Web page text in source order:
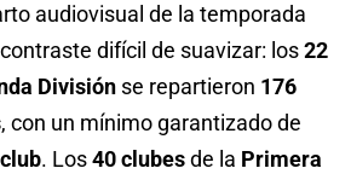
audiovisual de la temporada
difícil de suavizar: los22
División se repartieron 176
, con un mínimo garantizado de
. Los40 clubesde la Primera